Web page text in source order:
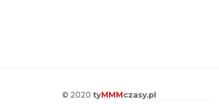
© 2020tyMMM czasy.pl